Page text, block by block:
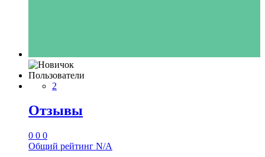
Пользователи
2
Отзывы
0 0 0
Общий рейтинг N/A